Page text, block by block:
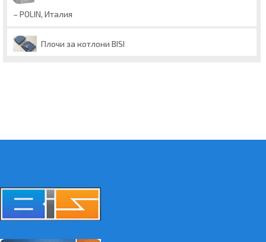
– POLIN, Италия
Плочи за котлони BISI